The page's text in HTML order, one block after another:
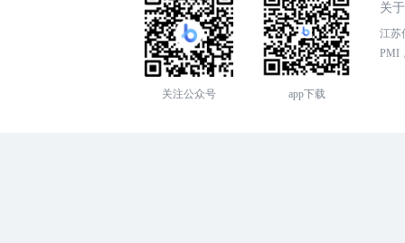
关注公众号 app下载
关
江苏
PMI